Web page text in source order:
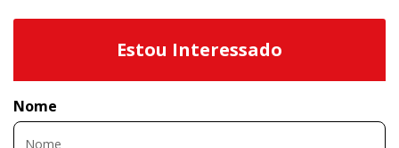
Estou Interessado
Nome